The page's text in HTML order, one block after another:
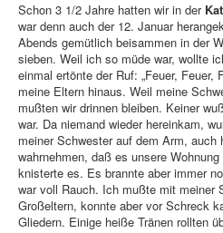
Schon 3 1/2 Jahre hatten wir in der
war denn auch der 12. Januar
Abends gemütlich beisammen in der
sieben. Weil ich so müde war, wollte
einmal ertönte der Ruf: „Feuer, Feuer,
meine Eltern hinaus. Weil meine
mußten wir drinnen bleiben. Keiner
war. Da niemand wieder hereinkam,
meiner Schwester auf dem Arm,
wahrnehmen, daß es unsere
knisterte es. Es brannte aber immer
war voll Rauch. Ich mußte mit meiner
Großeltern, konnte aber vor Schreck
Gliedern. Einige heiße Tränen rollten